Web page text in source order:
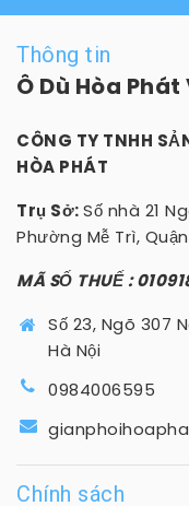
Thông tin
Ô Dù Hòa Phát
CÔNG TY TNHH
HÒA PHÁT
Trụ Sở:Số nhà 21
Phường Mễ Trì,
MÃ SỐ THUẾ :
Số 23, Ngõ 307
Hà Nội
0984006595
Chính sách